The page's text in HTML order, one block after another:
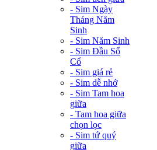
- Sim Ngày
Tháng Năm
Sinh
- Sim Năm Sinh
- Sim Đầu Số
Cổ
- Sim giá rẻ
- Sim dễ nhớ
- Sim Tam hoa
giữa
- Tam hoa giữa
chọn lọc
- Sim tứ quý
giữa